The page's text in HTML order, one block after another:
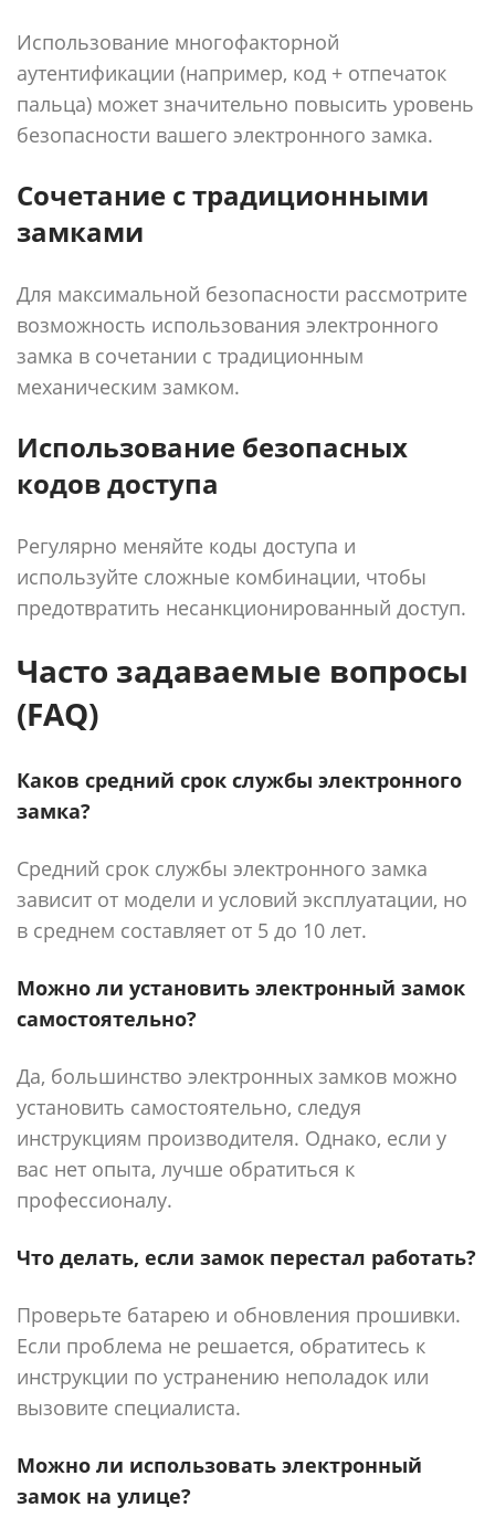
Использование многофакторной
аутентификации (например, код + отпечаток
пальца) может значительно повысить уровень
безопасности вашего электронного замка.
Сочетание с традиционными
замками
Для максимальной безопасности рассмотрите
возможность использования электронного
замка в сочетании с традиционным
механическим замком.
Использование безопасных
кодов доступа
Регулярно меняйте коды доступа и
используйте сложные комбинации, чтобы
предотвратить несанкционированный доступ.
Часто задаваемые вопросы
(FAQ)
Каков средний срок службы электронного
замка?
Средний срок службы электронного замка
зависит от модели и условий эксплуатации, но
в среднем составляет от 5 до 10 лет.
Можно ли установить электронный замок
самостоятельно?
Да, большинство электронных замков можно
установить самостоятельно, следуя
инструкциям производителя. Однако, если у
вас нет опыта, лучше обратиться к
профессионалу.
Что делать, если замок перестал работать?
Проверьте батарею и обновления прошивки.
Если проблема не решается, обратитесь к
инструкции по устранению неполадок или
вызовите специалиста.
Можно ли использовать электронный
замок на улице?